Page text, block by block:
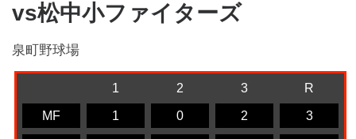
vs松中小ファイターズ
泉町野球場
1 2 3 R
MF 1 0 2 3